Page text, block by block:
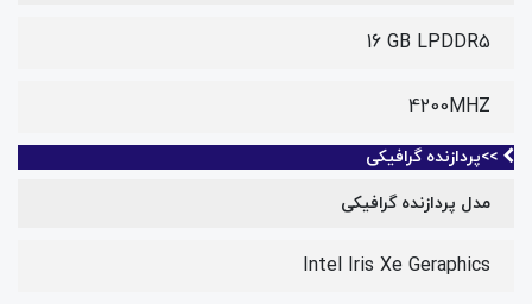
‎16 GB LPDDR5
4200MHZ
>>پردازنده گرافیکی
مدل پردازنده گرافیکی
Intel Iris Xe Geraphics